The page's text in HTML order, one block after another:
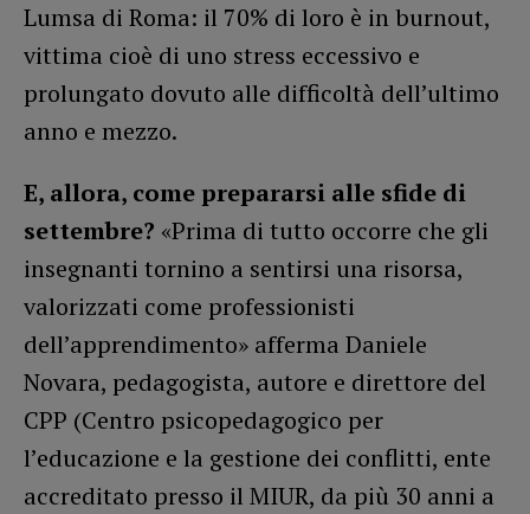
Lumsa di Roma: il 70% di loro è in burnout,
vittima cioè di uno stress eccessivo e
prolungato dovuto alle difficoltà dell’ultimo
anno e mezzo.
E, allora, come prepararsi alle sfide di
settembre? «Prima di tutto occorre che gli
insegnanti tornino a sentirsi una risorsa,
valorizzati come professionisti
dell’apprendimento» afferma Daniele
Novara, pedagogista, autore e direttore del
CPP (Centro psicopedagogico per
l’educazione e la gestione dei conflitti, ente
accreditato presso il MIUR, da più 30 anni a